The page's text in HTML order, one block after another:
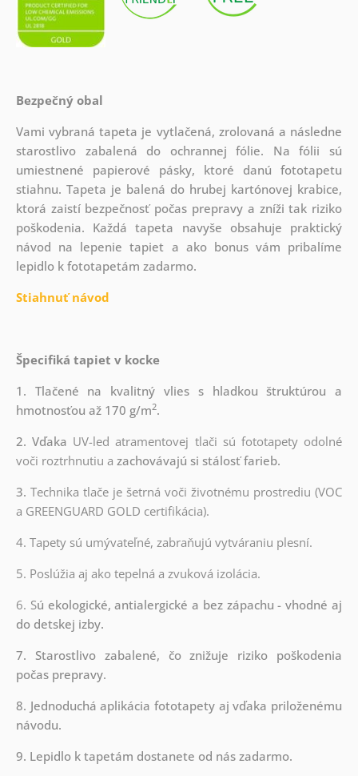
Bezpečný obal
Vami vybraná tapeta je vytlačená, zrolovaná a následne
starostlivo zabalená do ochrannej fólie. Na fólii sú
umiestnené papierové pásky, ktoré danú fototapetu
stiahnu. Tapeta je balená do hrubej kartónovej krabice,
ktorá zaistí bezpečnosť počas prepravy a zníži tak riziko
poškodenia. Každá tapeta navyše obsahuje praktický
návod na lepenie tapiet a ako bonus vám pribalíme
lepidlo k fototapetám zadarmo.
Stiahnuť návod
Špecifiká tapiet v kocke
1. Tlačené na kvalitný vlies s hladkou štruktúrou a
hmotnosťou až 170 g/m2.
2. Vďaka UV-led atramentovej tlači sú fototapety odolné
voči roztrhnutiu a zachovávajú si stálosť farieb.
3. Technika tlače je šetrná voči životnému prostrediu (VOC
a GREENGUARD GOLD certifikácia).
4. Tapety sú umývateľné, zabraňujú vytváraniu plesní.
5. Poslúžia aj ako tepelná a zvuková izolácia.
6. Sú ekologické, antialergické a bez zápachu - vhodné aj
do detskej izby.
7. Starostlivo zabalené, čo znižuje riziko poškodenia
počas prepravy.
8. Jednoduchá aplikácia fototapety aj vďaka priloženému
návodu.
9. Lepidlo k tapetám dostanete od nás zadarmo.